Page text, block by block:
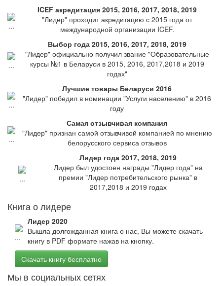
ICEF акредитация 2015, 2016, 2017, 2018, 2019
"Лидер" проходит акредитацию с 2015 года от
международной организации ICEF.
Выбор года 2015, 2016, 2017, 2018, 2019
"Лидер" официально получил звание "Образовательные
курсы №1 в Беларуси в 2015, 2016, 2017,2018 и 2019
годах"
Лучшие товары Беларуси 2016
"Лидер" победил в номинации "Услуги населению" в 2016
году
Самая отзывчивая компания
"Лидер" признан самой отзывчивой компанией по мнению
белорусского сервиса отзывов
Лидер года 2017, 2018, 2019
Лидер был удостоен награды "Лидер года" на
премии "Лидер потребительского рынка" в
2017,2018 и 2019 годах
Книга о лидере
Лидер 2020
Вышла долгожданная книга о нас, Вы можете скачать
книгу в PDF формате нажав на кнопку.
Скачать книгу бесплатно
Мы в социальных сетях